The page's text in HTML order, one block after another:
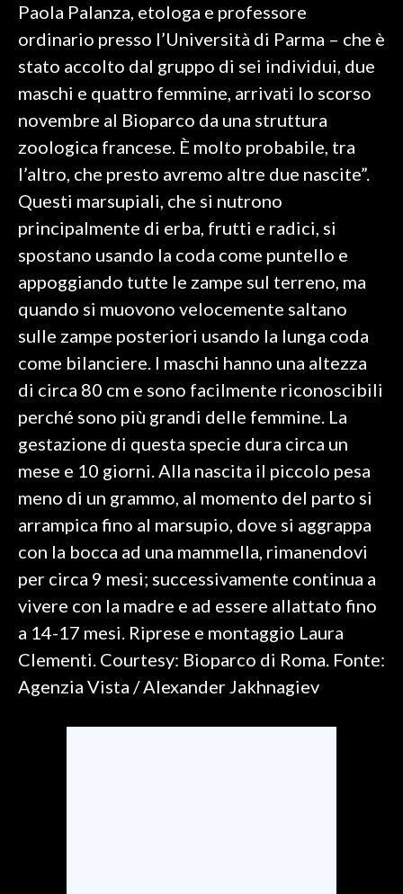
CULTURA
GOSSIP
SALUTE
SARDEGNA TURISMO
SARDI NEL MONDO
NOTIZIE
EVENTI
3 MINUTI CON
INSULARITÀ
INFO AZIENDE
NECROLOGI
SPIAGGE
Paola Palanza, etologa e professore
ordinario presso l’Università di Parma – che è
stato accolto dal gruppo di sei individui, due
maschi e quattro femmine, arrivati lo scorso
novembre al Bioparco da una struttura
zoologica francese. È molto probabile, tra
l’altro, che presto avremo altre due nascite”.
Questi marsupiali, che si nutrono
principalmente di erba, frutti e radici, si
spostano usando la coda come puntello e
appoggiando tutte le zampe sul terreno, ma
quando si muovono velocemente saltano
sulle zampe posteriori usando la lunga coda
come bilanciere. I maschi hanno una altezza
di circa 80 cm e sono facilmente riconoscibili
perché sono più grandi delle femmine. La
gestazione di questa specie dura circa un
mese e 10 giorni. Alla nascita il piccolo pesa
meno di un grammo, al momento del parto si
arrampica fino al marsupio, dove si aggrappa
con la bocca ad una mammella, rimanendovi
per circa 9 mesi; successivamente continua a
vivere con la madre e ad essere allattato fino
a 14-17 mesi. Riprese e montaggio Laura
Clementi. Courtesy: Bioparco di Roma. Fonte:
Agenzia Vista / Alexander Jakhnagiev